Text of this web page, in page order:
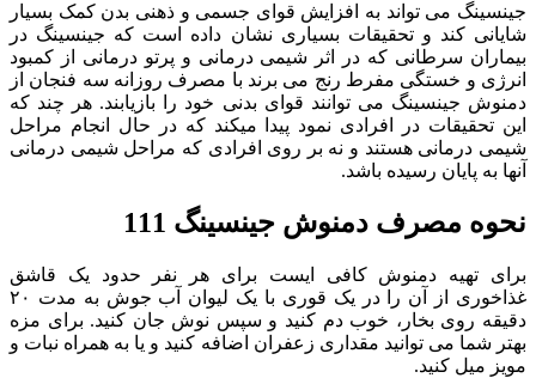
جینسینگ می تواند به افزایش قوای جسمی و ذهنی بدن کمک بسیار
شایانی کند و تحقیقات بسیاری نشان داده است که جینسینگ در
بیماران سرطانی که در اثر شیمی درمانی و پرتو درمانی از کمبود
انرژی و خستگی مفرط رنج می برند با مصرف روزانه سه فنجان از
دمنوش جینسینگ می توانند قوای بدنی خود را بازیابند. هر چند که
این تحقیقات در افرادی نمود پیدا میکند که در حال انجام مراحل
شیمی درمانی هستند و نه بر روی افرادی که مراحل شیمی درمانی
آنها به پایان رسیده باشد.
نحوه مصرف دمنوش جینسینگ 111
برای تهیه دمنوش کافی ایست برای هر نفر حدود یک قاشق
غذاخوری از آن را در یک قوری با یک لیوان آب جوش به مدت ۲۰
دقیقه روی بخار، خوب دم کنید و سپس نوش جان کنید. برای مزه
بهتر شما می توانید مقداری زعفران اضافه کنید و یا به همراه نبات و
مویز میل کنید.